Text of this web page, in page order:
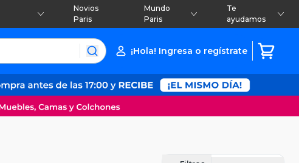
Novios
Paris
Mundo
Paris
Te
ayudamos
¡Hola! Ingresa o regístrate